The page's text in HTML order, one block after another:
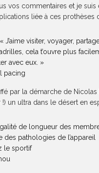
vos commentaires et je suis
liée à ces prothèses
J’aime visiter, voyager,
cela t’ouvre plus
avec eux. »
pacing
par la démarche de Nicolas
un ultra dans le désert en
de longueur des
des pathologies de l’appareil
le sportif